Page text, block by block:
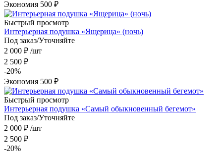
Экономия 500 ₽
Быстрый просмотр
Интерьерная подушка «Ящерица» (ночь)
Под заказ/Уточняйте
2 000 ₽ /шт
2 500 ₽
-20%
Экономия 500 ₽
Быстрый просмотр
Интерьерная подушка «Самый обыкновенный бегемот»
Под заказ/Уточняйте
2 000 ₽ /шт
2 500 ₽
-20%